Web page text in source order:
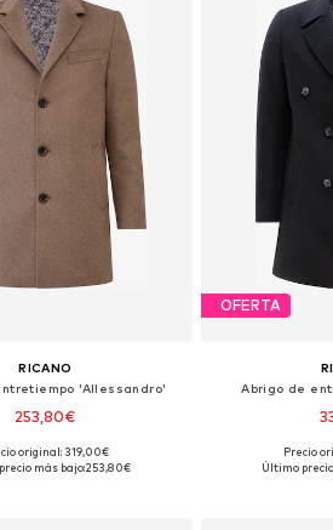
RICANO
'Allessandro'
253,80€
+1
S, M, L, XL, XXL, XXXL
original: 319,00€
más bajo:253,80€
OFERTA
Abrigo de
Tallas
Precio
Último